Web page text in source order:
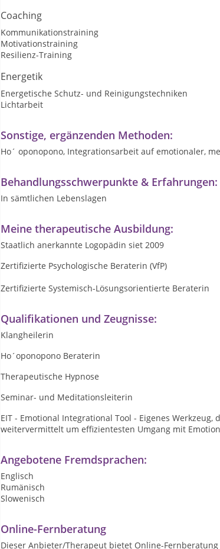
Coaching
Kommunikationstraining
Motivationstraining
Resilienz-Training
Energetik
Energetische Schutz- und Reinigungstechniken
Lichtarbeit
Sonstige, ergänzenden Methoden:
Ho´ oponopono, Integrationsarbeit auf emotionaler,
Behandlungsschwerpunkte & Erfahrungen:
In sämtlichen Lebenslagen
Meine therapeutische Ausbildung:
Staatlich anerkannte Logopädin siet 2009
Zertifizierte Psychologische Beraterin (VfP)
Zertifizierte Systemisch-Lösungsorientierte Beraterin
Qualifikationen und Zeugnisse:
Klangheilerin
Ho´oponopono Beraterin
Therapeutische Hypnose
Seminar- und Meditationsleiterin
EIT - Emotional Integrational Tool - Eigenes
weitervermittelt um effizientesten Umgang mit
Angebotene Fremdsprachen:
Englisch
Rumänisch
Slowenisch
Online-Fernberatung
Dieser Anbieter/Therapeut bietet Online-